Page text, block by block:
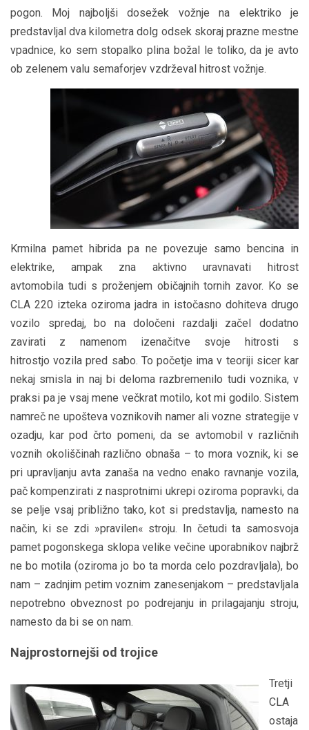
pogon. Moj najboljši dosežek vožnje na elektriko je
predstavljal dva kilometra dolg odsek skoraj prazne mestne
vpadnice, ko sem stopalko plina božal le toliko, da je avto
ob zelenem valu semaforjev vzdrževal hitrost vožnje.
Krmilna pamet hibrida pa ne povezuje samo bencina in
elektrike, ampak zna aktivno uravnavati hitrost
avtomobila tudi s proženjem običajnih tornih zavor. Ko se
CLA 220 izteka oziroma jadra in istočasno dohiteva drugo
vozilo spredaj, bo na določeni razdalji začel dodatno
zavirati z namenom izenačitve svoje hitrosti s
hitrostjo vozila pred sabo. To početje ima v teoriji sicer kar
nekaj smisla in naj bi deloma razbremenilo tudi voznika, v
praksi pa je vsaj mene večkrat motilo, kot mi godilo. Sistem
namreč ne upošteva voznikovih namer ali vozne strategije v
ozadju, kar pod črto pomeni, da se avtomobil v različnih
voznih okoliščinah različno obnaša – to mora voznik, ki se
pri upravljanju avta zanaša na vedno enako ravnanje vozila,
pač kompenzirati z nasprotnimi ukrepi oziroma popravki, da
se pelje vsaj približno tako, kot si predstavlja, namesto na
način, ki se zdi »pravilen« stroju. In četudi ta samosvoja
pamet pogonskega sklopa velike večine uporabnikov najbrž
ne bo motila (oziroma jo bo ta morda celo pozdravljala), bo
nam – zadnjim petim voznim zanesenjakom – predstavljala
nepotrebno obveznost po podrejanju in prilagajanju stroju,
namesto da bi se on nam.
Najprostornejši od trojice
Tretji
CLA
ostaja